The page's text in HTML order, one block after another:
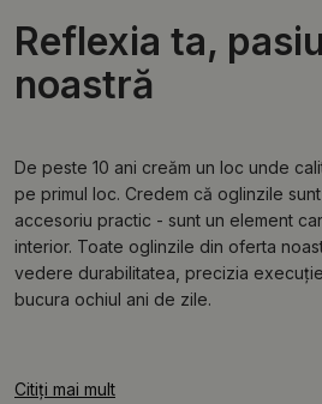
Reflexia ta,
noastră
De peste 10 ani creăm un loc unde
pe primul loc. Credem că oglinzile
accesoriu practic - sunt un element
interior. Toate oglinzile din oferta
vedere durabilitatea, precizia
bucura ochiul ani de zile.
Citiți mai mult